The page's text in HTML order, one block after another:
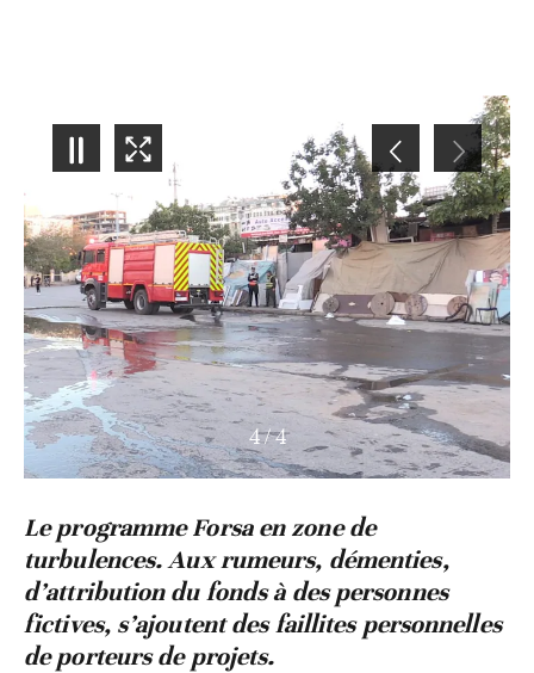
1/4
Le programme Forsa en zone de
turbulences. Aux rumeurs, démenties,
d’attribution du fonds à des personnes
fictives, s’ajoutent des faillites personnelles
de porteurs de projets.